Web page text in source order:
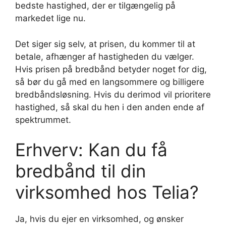
bedste hastighed, der er tilgængelig på
markedet lige nu.
Det siger sig selv, at prisen, du kommer til at
betale, afhænger af hastigheden du vælger.
Hvis prisen på bredbånd betyder noget for dig,
så bør du gå med en langsommere og billigere
bredbåndsløsning. Hvis du derimod vil prioritere
hastighed, så skal du hen i den anden ende af
spektrummet.
Erhverv: Kan du få
bredbånd til din
virksomhed hos Telia?
Ja, hvis du ejer en virksomhed, og ønsker